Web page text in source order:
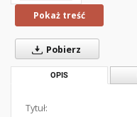
Pokaż treść
Pobierz
OPIS
Tytuł: